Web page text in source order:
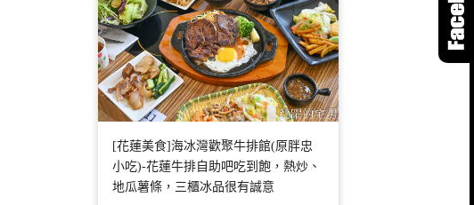
[花蓮美食]海冰灣歡聚牛排館(原胖忠
小吃)-花蓮牛排自助吧吃到飽，熱炒、
地瓜薯條，三櫃冰品很有誠意